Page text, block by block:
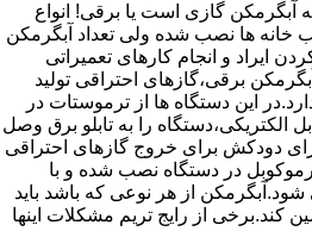
آبگرمکن گازی است یا برقی! انواع
خانه ها نصب شده ولی تعداد آبگرمکن
ایراد و انجام کارهای تعمیراتی
برقی،گازهای احتراقی تولید
این دستگاه ها از ترموستات در
الکتریکی،دستگاه را به تابلو برق وصل
دودکش برای خروج گازهای احتراقی
در دستگاه نصب شده و با
از هر نوعی که باشد باید
کند.برخی از رایج تریم مشکلات اینها